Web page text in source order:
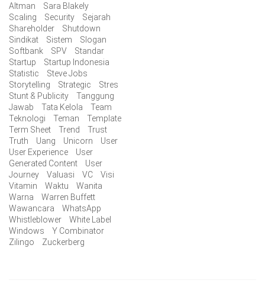
Altman
Sara Blakely
Scaling
Security
Sejarah
Shareholder
Shutdown
Sindikat
Sistem
Slogan
Softbank
SPV
Standar
Startup
Startup Indonesia
Statistic
Steve Jobs
Storytelling
Strategic
Stres
Stunt & Publicity
Tanggung
Jawab
Tata Kelola
Team
Teknologi
Teman
Template
Term Sheet
Trend
Trust
Truth
Uang Unicorn
User
User Experience
User
Generated Content
User
Journey
Valuasi VC
Visi
Vitamin
Waktu
Wanita
Warna
Warren Buffett
Wawancara
WhatsApp
Whistleblower
White Label
Windows
Y Combinator
Zilingo
Zuckerberg